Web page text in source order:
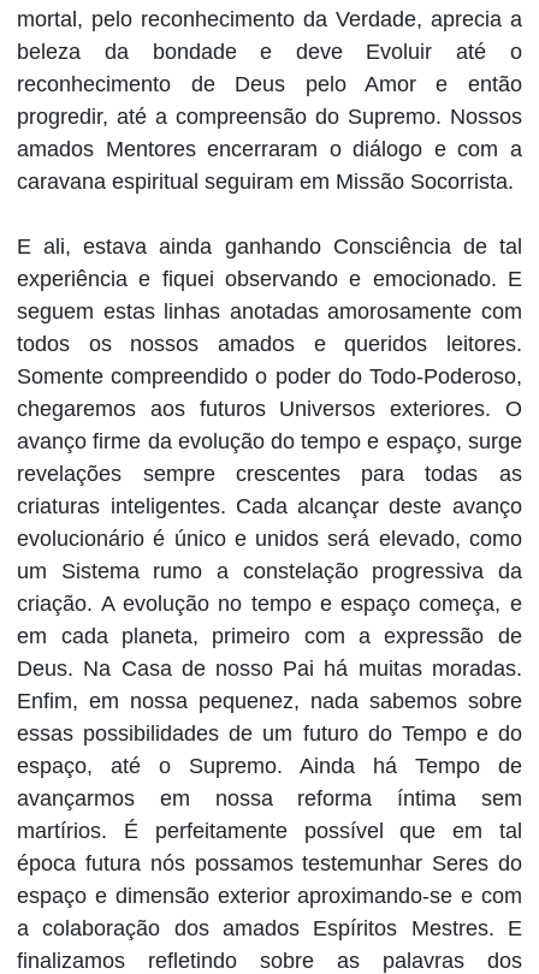
mortal, pelo reconhecimento da Verdade, aprecia a
beleza da bondade e deve Evoluir até o
reconhecimento de Deus pelo Amor e então
progredir, até a compreensão do Supremo. Nossos
amados Mentores encerraram o diálogo e com a
caravana espiritual seguiram em Missão Socorrista.
E ali, estava ainda ganhando Consciência de tal
experiência e fiquei observando e emocionado. E
seguem estas linhas anotadas amorosamente com
todos os nossos amados e queridos leitores.
Somente compreendido o poder do Todo-Poderoso,
chegaremos aos futuros Universos exteriores. O
avanço firme da evolução do tempo e espaço, surge
revelações sempre crescentes para todas as
criaturas inteligentes. Cada alcançar deste avanço
evolucionário é único e unidos será elevado, como
um Sistema rumo a constelação progressiva da
criação. A evolução no tempo e espaço começa, e
em cada planeta, primeiro com a expressão de
Deus. Na Casa de nosso Pai há muitas moradas.
Enfim, em nossa pequenez, nada sabemos sobre
essas possibilidades de um futuro do Tempo e do
espaço, até o Supremo. Ainda há Tempo de
avançarmos em nossa reforma íntima sem
martírios. É perfeitamente possível que em tal
época futura nós possamos testemunhar Seres do
espaço e dimensão exterior aproximando-se e com
a colaboração dos amados Espíritos Mestres. E
finalizamos refletindo sobre as palavras dos